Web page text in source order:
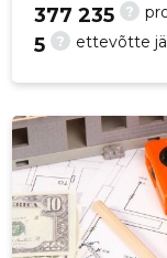
?
377 235
? ettevõtte
5